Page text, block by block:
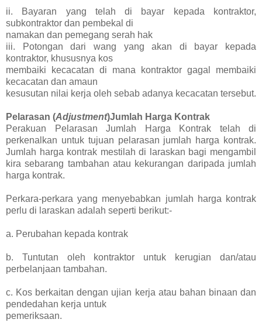
ii. Bayaran yang telah di bayar kepada kontraktor,
subkontraktor dan pembekal di
namakan dan pemegang serah hak
iii. Potongan dari wang yang akan di bayar kepada
kontraktor, khususnya kos
membaiki kecacatan di mana kontraktor gagal membaiki
kecacatan dan amaun
kesusutan nilai kerja oleh sebab adanya kecacatan tersebut.
Pelarasan (Adjustment)Jumlah Harga Kontrak
Perakuan Pelarasan Jumlah Harga Kontrak telah di
perkenalkan untuk tujuan pelarasan jumlah harga kontrak.
Jumlah harga kontrak mestilah di laraskan bagi mengambil
kira sebarang tambahan atau kekurangan daripada jumlah
harga kontrak.
Perkara-perkara yang menyebabkan jumlah harga kontrak
perlu di laraskan adalah seperti berikut:-
a. Perubahan kepada kontrak
b. Tuntutan oleh kontraktor untuk kerugian dan/atau
perbelanjaan tambahan.
c. Kos berkaitan dengan ujian kerja atau bahan binaan dan
pendedahan kerja untuk
pemeriksaan.